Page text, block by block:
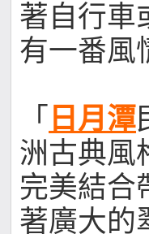
著自行車
有一番風
「 日月潭
洲古典風
完美結合
著廣大的